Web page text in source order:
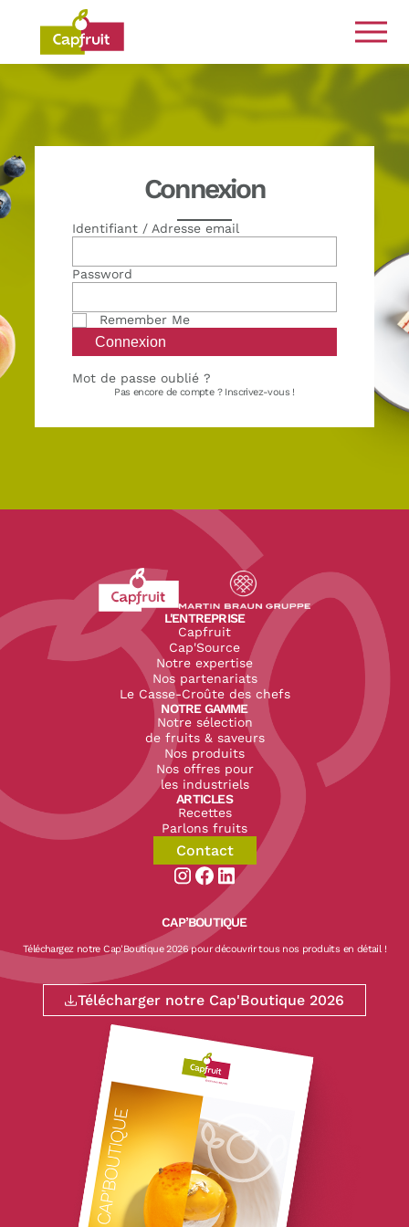
Engagés de la terre à l’assiette
Connexion
Identifiant / Adresse email
Password
Remember Me
Mot de passe oublié ?
Pas encore de compte ? Inscrivez-vous !
Revenir à l'accueil du site CapFruit.com
Voir le site du groupe
L'ENTREPRISE
Capfruit
Cap'Source
Notre expertise
Nos partenariats
Le Casse-Croûte des chefs
NOTRE GAMME
Notre sélection
de fruits & saveurs
Nos produits
Nos offres pour
les industriels
ARTICLES
Recettes
Parlons fruits
Contact
Aller sur la page instagram de
Aller sur la page facebook de
Aller sur la page linkedin de
CAP’BOUTIQUE
Téléchargez notre Cap'Boutique 2026 pour découvrir tous nos produits en détail !
Télécharger notre Cap'Boutique 2026